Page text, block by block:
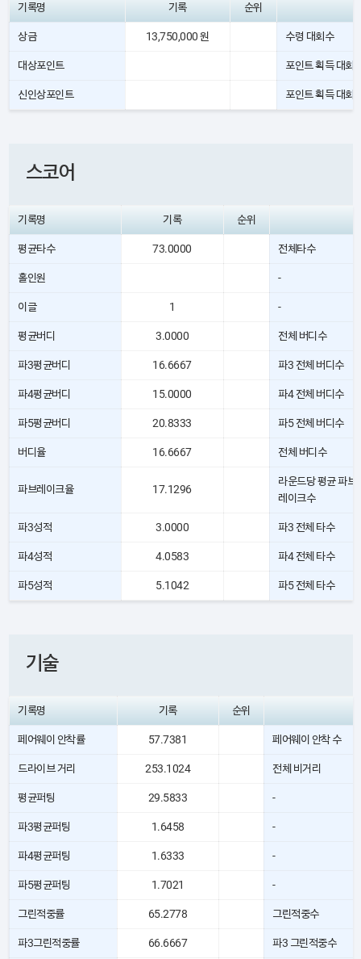
기록명 기록 순위
상금 13,750,000 원 수령 대회수
대상포인트 포인트 획득 대회
신인상포인트 포인트 획득 대회
스코어
기록명 기록 순위
평균타수 73.0000 전체타수
홀인원 -
이글 1 -
평균버디 3.0000 전체 버디수
파3평균버디 16.6667 파3 전체 버디수
파4평균버디 15.0000 파4 전체 버디수
파5평균버디 20.8333 파5 전체 버디수
버디율 16.6667 전체 버디수
파브레이크율 17.1296
라운드당 평균 파브
레이크수
파3성적 3.0000 파3 전체 타수
파4성적 4.0583 파4 전체 타수
파5성적 5.1042 파5 전체 타수
기술
기록명 기록 순위
페어웨이 안착률 57.7381 페어웨이 안착 수
드라이브 거리 253.1024 전체 비거리
평균퍼팅 29.5833 -
파3평균퍼팅 1.6458 -
파4평균퍼팅 1.6333 -
파5평균퍼팅 1.7021 -
그린적중률 65.2778 그린적중수
파3그린적중률 66.6667 파3 그린적중수